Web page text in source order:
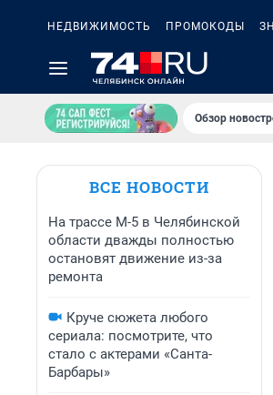
НЕДВИЖИМОСТЬ ПРОМОКОДЫ
Обзор
ВСЕ НОВОСТИ
На трассе М-5 в Челябинской
области дважды полностью
остановят движение из-за
ремонта
Круче сюжета любого
сериала: посмотрите, что
стало с актерами «Санта-
Барбары»